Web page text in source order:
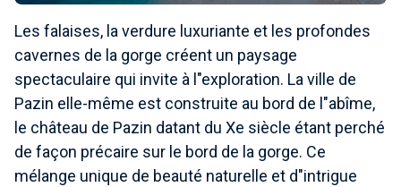
Les falaises, la verdure luxuriante et les profondes
cavernes de la gorge créent un paysage
spectaculaire qui invite à l"exploration. La ville de
Pazin elle-même est construite au bord de l"abîme,
le château de Pazin datant du Xe siècle étant perché
de façon précaire sur le bord de la gorge. Ce
mélange unique de beauté naturelle et d"intrigue